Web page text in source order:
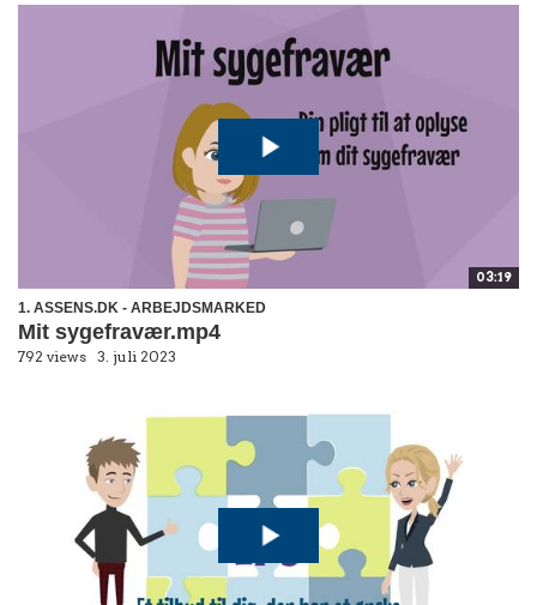
03:19
1. ASSENS.DK - ARBEJDSMARKED
Mit sygefravær.mp4
792 views 3. juli 2023